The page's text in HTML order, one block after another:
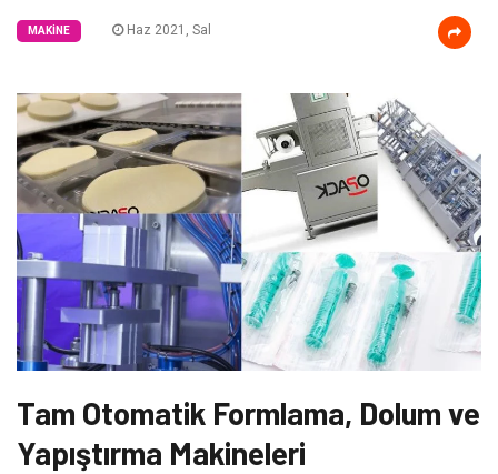
MAKINE Haz 2021, Sal
Tam Otomatik Formlama, Dolum ve
Yapıştırma Makineleri